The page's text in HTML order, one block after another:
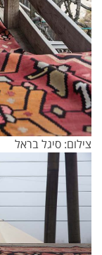
צילום: סיגל בראל